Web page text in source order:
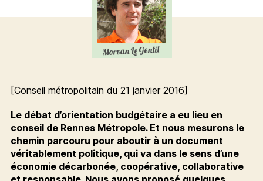
collaborative
[Conseil métropolitain du 21 janvier 2016]
Le débat d’orientation budgétaire a eu lieu en
conseil de Rennes Métropole. Et nous mesurons le
chemin parcouru pour aboutir à un document
véritablement politique, qui va dans le sens d’une
économie décarbonée, coopérative, collaborative